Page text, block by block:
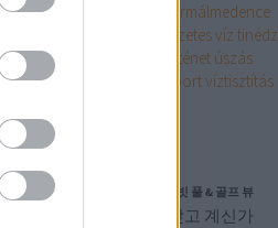
termál
termálmedence
természetes víz
török fürdő történet úszás
vízisportvíztisztítás
The Point 빌라 예약 방법 | 프라이빗 풀 & 골프 뷰
에서 럭셔리 휴양지를 찾고 계신가